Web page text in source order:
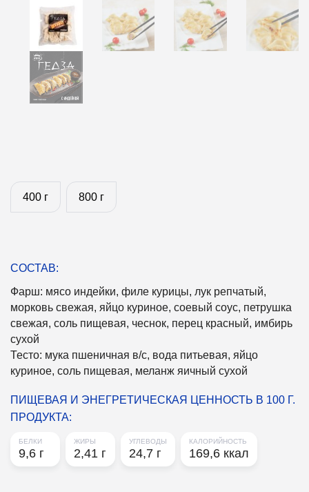
800 г
400 г
СОСТАВ:
Фарш: мясо индейки, филе курицы, лук репчатый,
морковь свежая, яйцо куриное, соевый соус, петрушка
свежая, соль пищевая, чеснок, перец красный, имбирь
сухой
Тесто: мука пшеничная в/с, вода питьевая, яйцо
куриное, соль пищевая, меланж яичный сухой
ПИЩЕВАЯ И ЭНЕГРЕТИЧЕСКАЯ ЦЕННОСТЬ В 100 Г.
ПРОДУКТА:
БЕЛКИ
9,6 г
ЖИРЫ
2,41 г
УГЛЕВОДЫ
24,7 г
КАЛОРИЙНОСТЬ
169,6 ккал